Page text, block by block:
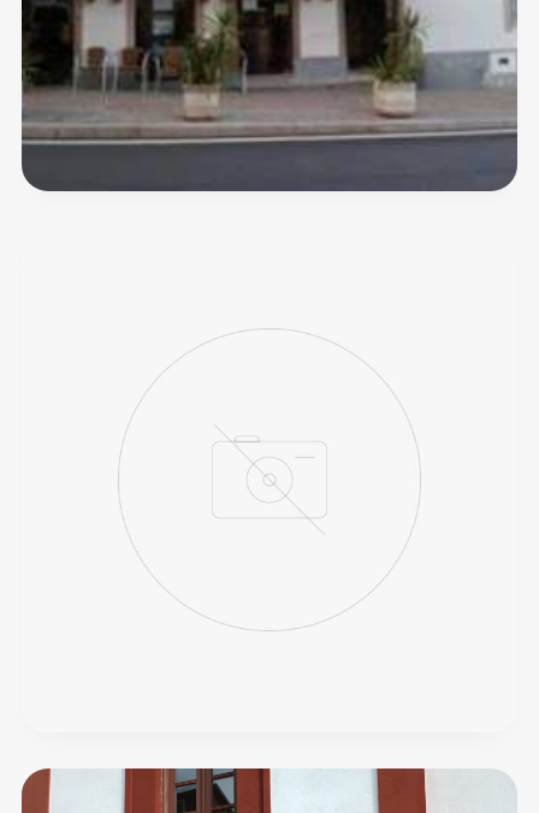
Dois
Penedos